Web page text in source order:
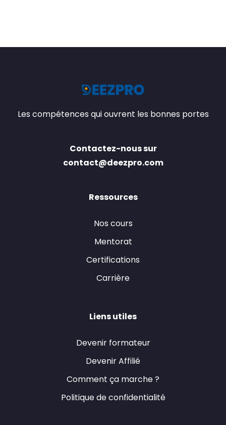
Les compétences qui ouvrent les bonnes portes
Contactez-nous sur
contact@deezpro.com
Ressources
Nos cours
Mentorat
Certifications
Carrière
Liens utiles
Devenir formateur
Devenir Affilié
Comment ça marche ?
Politique de confidentialité